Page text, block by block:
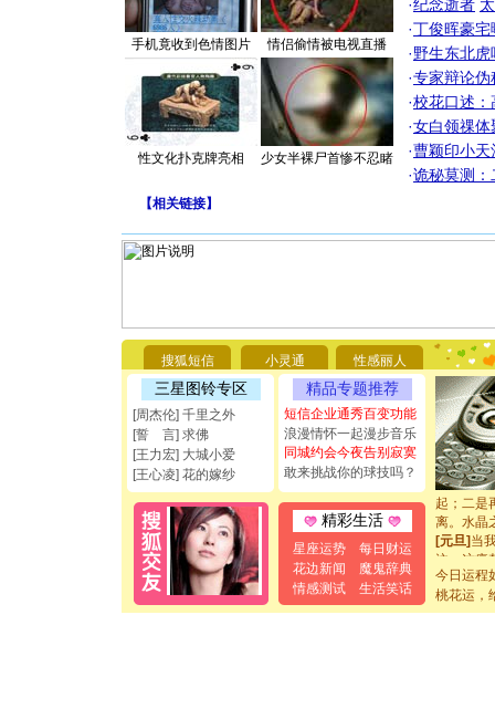
手机竟收到色情图片 情侣偷情被电视直播
性文化扑克牌亮相 少女半裸尸首惨不忍睹
·纪念逝者
·丁俊晖豪
·野生东北
·专家辩论伪
·校花口述：
·女白领祼体
·曹颖印小天
·诡秘莫测：
【相关链接】
搜狐短信 小灵通 性感丽人
三星图铃专区
[周杰伦] 千里之外
[誓 言] 求佛
[王力宏] 大城小爱
[王心凌] 花的嫁纱
精品专题推荐
短信企业通秀百变功能
浪漫情怀一起漫步音乐
同城约会今夜告别寂寞
敢来挑战你的球技吗？
精彩生活
星座运势
每日财运
花边新闻
魔鬼辞典
情感测试
生活笑话
[圣诞节]
能正大光
都要快乐
[圣诞节]
如意,快
[元旦]看
断电。爱
你是我专
[元旦]如
起；二是
离。水晶
[元旦]当
泣，这痛
卖了。水
[春节]风
颜！冬去
今日运程
桃花运，